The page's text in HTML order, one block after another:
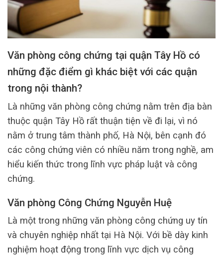
Văn phòng công chứng tại quận Tây Hồ có
những đặc điểm gì khác biệt với các quận
trong nội thành?
Là những văn phòng công chứng nằm trên địa bàn
thuộc quận Tây Hồ rất thuận tiện về đi lại, vì nó
nằm ở trung tâm thành phố, Hà Nội, bên cạnh đó
các công chứng viên có nhiều năm trong nghề, am
hiểu kiến thức trong lĩnh vực pháp luật và công
chứng.
Văn phòng Công Chứng Nguyễn Huệ
Là một trong những văn phòng công chứng uy tín
và chuyên nghiệp nhất tại Hà Nội. Với bề dày kinh
nghiệm hoạt động trong lĩnh vực dịch vụ công